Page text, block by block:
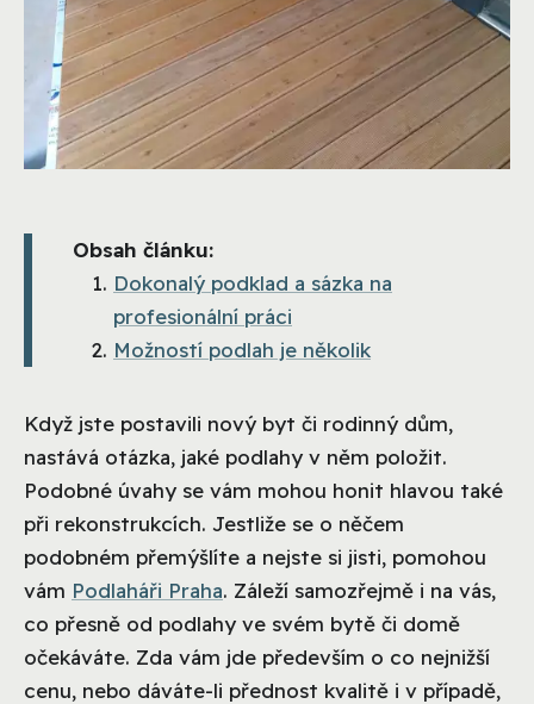
Obsah článku:
Dokonalý podklad a sázka na
profesionální práci
Možností podlah je několik
Když jste postavili nový byt či rodinný dům,
nastává otázka, jaké podlahy v něm položit.
Podobné úvahy se vám mohou honit hlavou také
při rekonstrukcích. Jestliže se o něčem
podobném přemýšlíte a nejste si jisti, pomohou
vám Podlaháři Praha. Záleží samozřejmě i na vás,
co přesně od podlahy ve svém bytě či domě
očekáváte. Zda vám jde především o co nejnižší
cenu, nebo dáváte-li přednost kvalitě i v případě,